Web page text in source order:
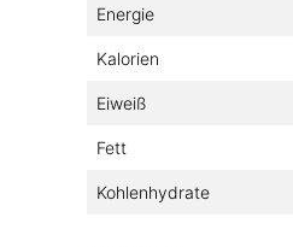
Energie
Kalorien
Eiweiß
Fett
Kohlenhydrate